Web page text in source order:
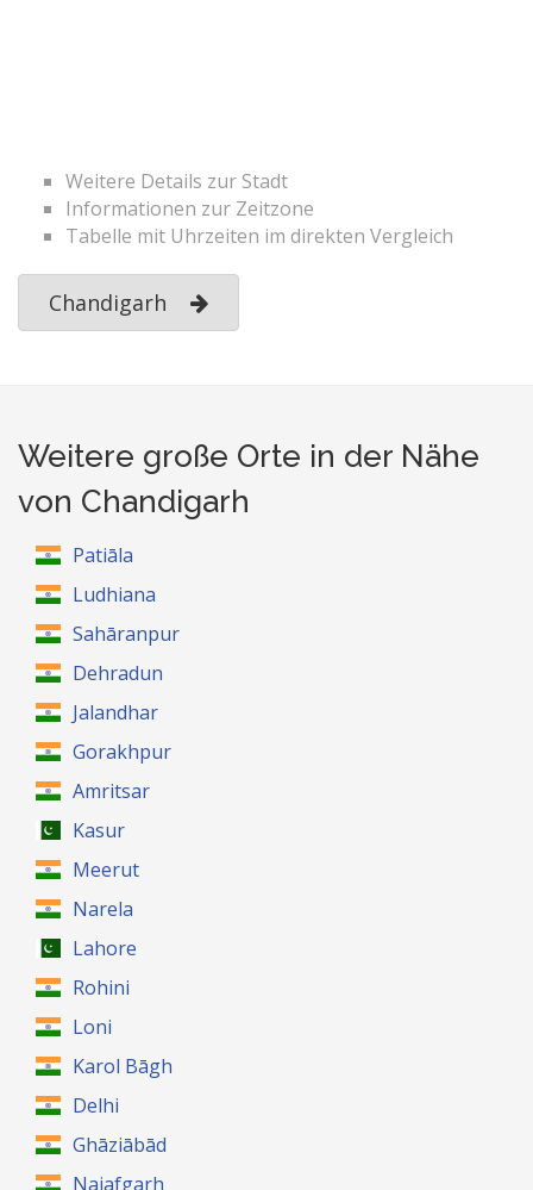
Weitere Details zur Stadt
Informationen zur Zeitzone
Tabelle mit Uhrzeiten im direkten Vergleich
Chandigarh
Weitere große Orte in der Nähe
von Chandigarh
Patiāla
Ludhiana
Sahāranpur
Dehradun
Jalandhar
Gorakhpur
Amritsar
Kasur
Meerut
Narela
Lahore
Rohini
Loni
Karol Bāgh
Delhi
Ghāziābād
Najafgarh